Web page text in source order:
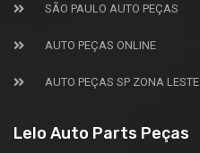
SÃO PAULO AUTO PEÇAS
AUTO PEÇAS ONLINE
AUTO PEÇAS SP ZONA LESTE
Lelo Auto Parts Peças